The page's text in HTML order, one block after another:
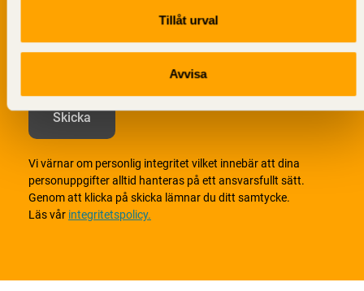
Tillåt urval
Avvisa
Vi värnar om personlig integritet vilket innebär att dina
personuppgifter alltid hanteras på ett ansvarsfullt sätt.
Genom att klicka på skicka lämnar du ditt samtycke.
Läs vår integritetspolicy.